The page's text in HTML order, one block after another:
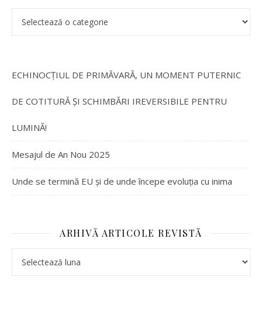
ECHINOCȚIUL DE PRIMĂVARĂ, UN MOMENT PUTERNIC
DE COTITURĂ ȘI SCHIMBĂRI IREVERSIBILE PENTRU
LUMINĂ!
Mesajul de An Nou 2025
Unde se termină EU și de unde începe evoluția cu inima
ARHIVĂ ARTICOLE REVISTĂ